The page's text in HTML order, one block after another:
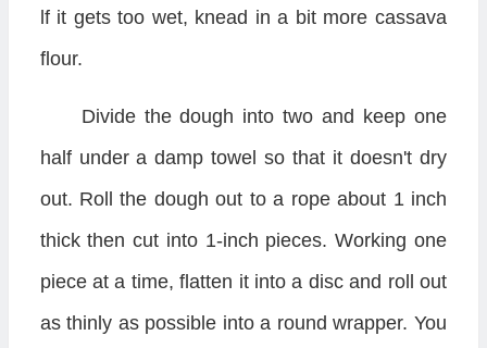
lf it gets too wet, knead in a bit more cassava
flour.
Divide the dough into two and keep one
half under a damp towel so that it doesn't dry
out. Roll the dough out to a rope about 1 inch
thick then cut into 1-inch pieces. Working one
piece at a time, flatten it into a disc and roll out
as thinly as possible into a round wrapper. You